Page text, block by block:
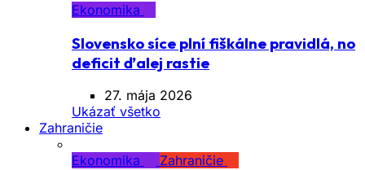
Ekonomika
Slovensko síce plní fiškálne pravidlá, no
deficit ďalej rastie
27. mája 2026
Ukázať všetko
Zahraničie
Ekonomika
Zahraničie